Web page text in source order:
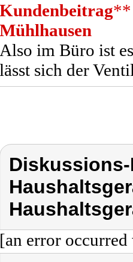
Kundenbeitrag**
Mühlhausen
Also im Büro ist
lässt sich der
[an error